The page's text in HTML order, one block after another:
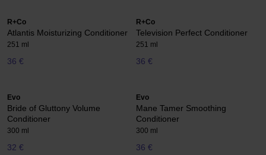
R+Co
Atlantis Moisturizing Conditioner
251 ml
36 €
R+Co
Television Perfect Conditioner
251 ml
36 €
Evo
Bride of Gluttony Volume
Conditioner
300 ml
32 €
Evo
Mane Tamer Smoothing
Conditioner
300 ml
36 €